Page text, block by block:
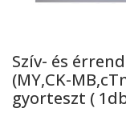
Szív- és
(MY,CK-
gyorteszt (